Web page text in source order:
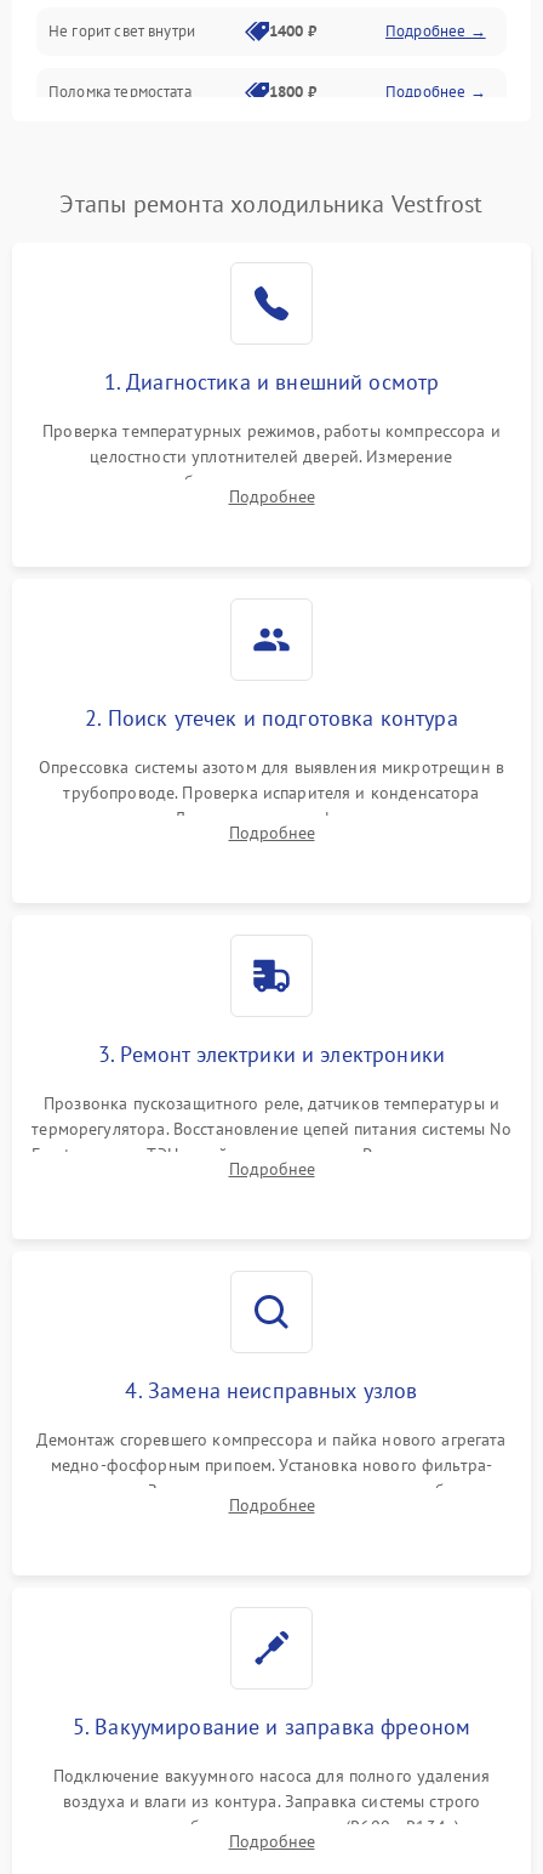
Не горит свет внутри 1400 ₽ Подробнее →
Поломка термостата 1800 ₽ Подробнее →
Поломка системы No Frost 2600 ₽ Подробнее →
работе
2000 ₽ Подробнее →
1000 ₽
1800 ₽
Этапы ремонта холодильника Vestfrost
1. Диагностика и внешний осмотр
Проверка температурных режимов, работы компрессора и
целостности уплотнителей дверей. Измерение
сопротивления обмоток мотора, проверка термостата и
считывание кодов ошибок с электронного дисплея.
Подробнее
2. Поиск утечек и подготовка контура
Опрессовка системы азотом для выявления микротрещин в
трубопроводе. Проверка испарителя и конденсатора
течеискателем. Демонтаж старого фильтра-осушителя и
продувка капиллярной трубки для устранения засоров.
Подробнее
3. Ремонт электрики и электроники
Прозвонка пускозащитного реле, датчиков температуры и
терморегулятора. Восстановление цепей питания системы No
Frost, включая ТЭН оттайки и вентилятор. Ремонт или замена
платы управления при сбоях алгоритмов.
Подробнее
4. Замена неисправных узлов
Демонтаж сгоревшего компрессора и пайка нового агрегата
медно-фосфорным припоем. Установка нового фильтра-
осушителя. Замена изношенных вентиляторов обдува,
сломанных заслонок или поврежденных дверных петель.
Подробнее
5. Вакуумирование и заправка фреоном
Подключение вакуумного насоса для полного удаления
воздуха и влаги из контура. Заправка системы строго
дозированным объемом хладагента (R600a, R134a) по
электронным весам. Контроль рабочего давления в системе.
Подробнее